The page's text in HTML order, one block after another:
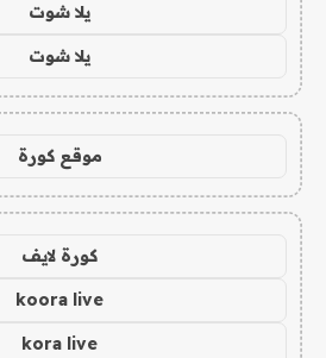
يلا شوت
يلا شوت
موقع كورة
كورة لايف
koora live
kora live